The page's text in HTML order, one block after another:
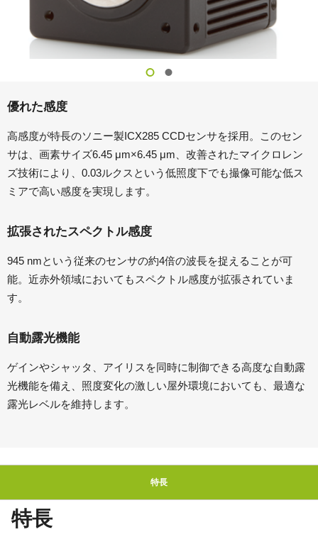
優れた感度
高感度が特長のソニー製ICX285 CCDセンサを採用。このセン
サは、画素サイズ6.45 μm×6.45 μm、改善されたマイクロレン
ズ技術により、0.03ルクスという低照度下でも撮像可能な低ス
ミアで高い感度を実現します。
拡張されたスペクトル感度
945 nmという従来のセンサの約4倍の波長を捉えることが可
能。近赤外領域においてもスペクトル感度が拡張されていま
す。
自動露光機能
ゲインやシャッタ、アイリスを同時に制御できる高度な自動露
光機能を備え、照度変化の激しい屋外環境においても、最適な
露光レベルを維持します。
特長
特長